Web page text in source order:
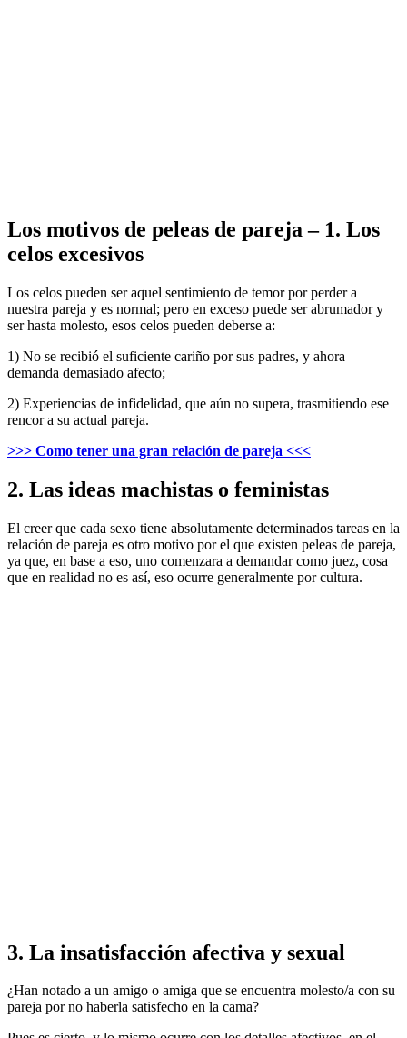
Los motivos de peleas de pareja – 1. Los
celos excesivos
Los celos pueden ser aquel sentimiento de temor por perder a
nuestra pareja y es normal; pero en exceso puede ser abrumador y
ser hasta molesto, esos celos pueden deberse a:
1) No se recibió el suficiente cariño por sus padres, y ahora
demanda demasiado afecto;
2) Experiencias de infidelidad, que aún no supera, trasmitiendo ese
rencor a su actual pareja.
>>> Como tener una gran relación de pareja <<<
2. Las ideas machistas o feministas
El creer que cada sexo tiene absolutamente determinados tareas en la
relación de pareja es otro motivo por el que existen peleas de pareja,
ya que, en base a eso, uno comenzara a demandar como juez, cosa
que en realidad no es así, eso ocurre generalmente por cultura.
3. La insatisfacción afectiva y sexual
¿Han notado a un amigo o amiga que se encuentra molesto/a con su
pareja por no haberla satisfecho en la cama?